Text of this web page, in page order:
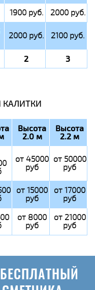
1900 руб.
2000 руб.
2000 руб. 2100 руб.
2 3
КАЛИТКИ
Высота
2.0 м
Высота
2.2 м
от 45000
руб
от 50000
руб
от 15000
руб
от 17000
руб
от 8000
руб
от 21000
руб